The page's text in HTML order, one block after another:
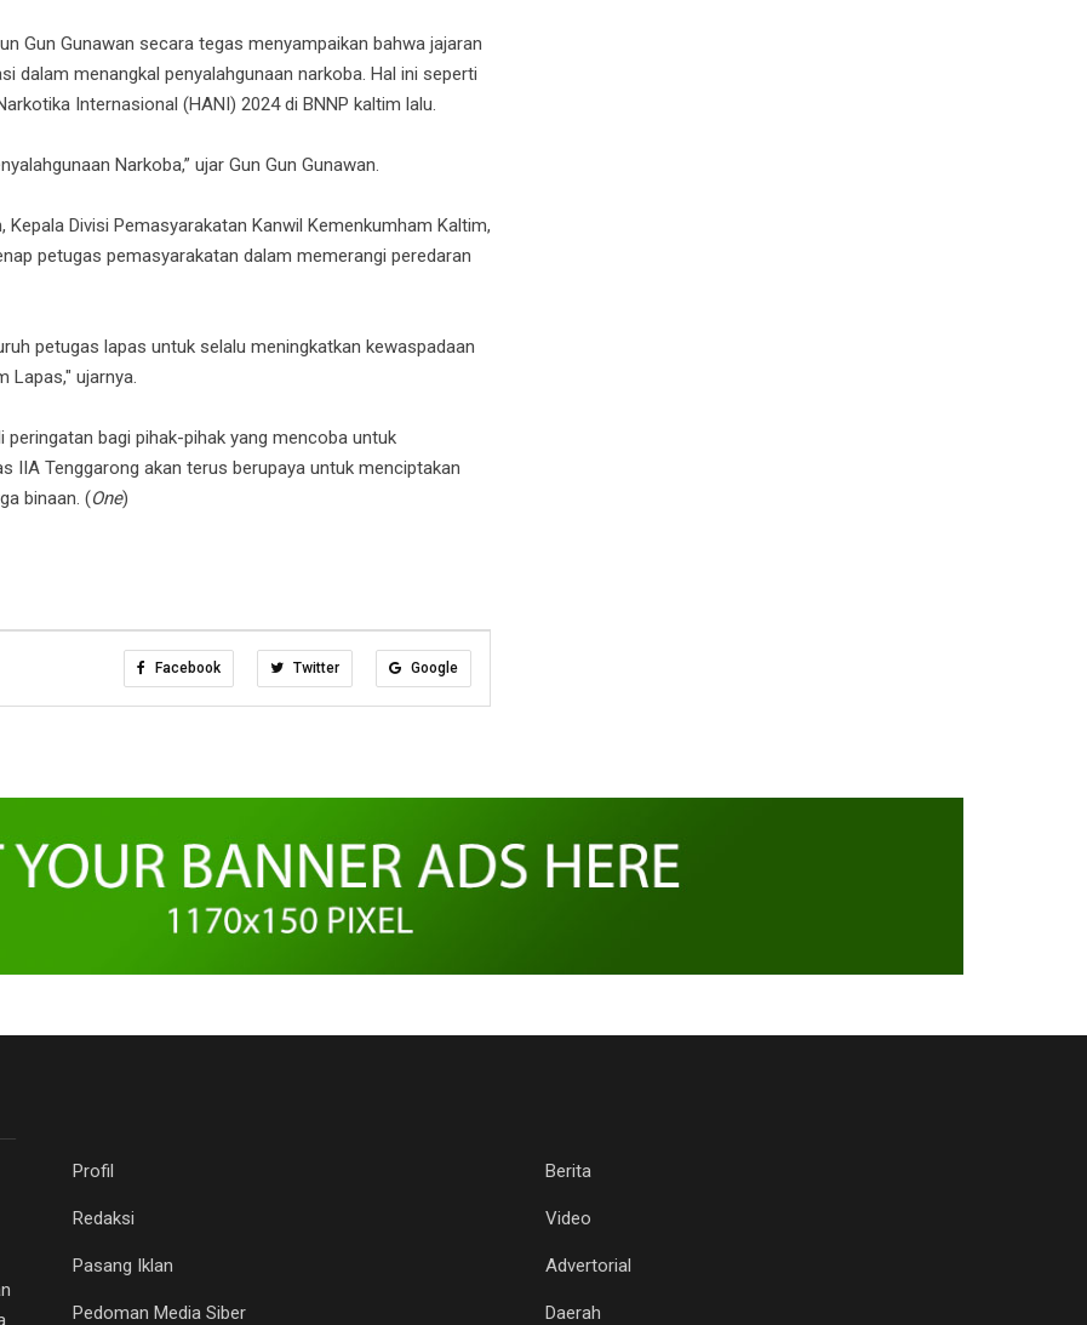
Gun Gunawan secara tegas menyampaikan bahwa jajaran
dalam menangkal penyalahgunaan narkoba. Hal ini seperti
Internasional (HANI) 2024 di BNNP kaltim lalu.
Narkoba,” ujar Gun Gun Gunawan.
Divisi Pemasyarakatan Kanwil Kemenkumham Kaltim,
petugas pemasyarakatan dalam memerangi peredaran
petugas lapas untuk selalu meningkatkan kewaspadaan
Lapas," ujarnya.
peringatan bagi pihak-pihak yang mencoba untuk
IIA Tenggarong akan terus berupaya untuk menciptakan
binaan. (One)
Facebook Twitter Google
Profil
Redaksi
Pasang Iklan
Pedoman Media Siber
Berita
Video
Advertorial
Daerah